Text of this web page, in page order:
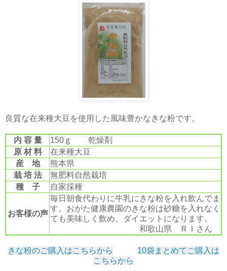
良質な在来種大豆を使用した風味豊かなきな粉です。
内 容 量
150ｇ 乾燥剤
原 材 料
在来種大豆
産 地
熊本県
栽 培 法
無肥料自然栽培
種 子
自家採種
お客様の声
毎日朝食代わりに牛乳にきな粉を入れ飲んでま
す。おがた健康農園のきな粉は砂糖を入れなく
ても美味しく飲め、ダイエットになります。
和歌山県 ＲＩさん
きな粉のご購入はこちらから
10袋まとめてご購入は
こちらから